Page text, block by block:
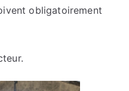
obligatoirement